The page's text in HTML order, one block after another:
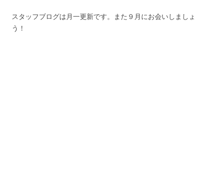
スタッフブログは月一更新です。また９月にお会いしましょ
う！